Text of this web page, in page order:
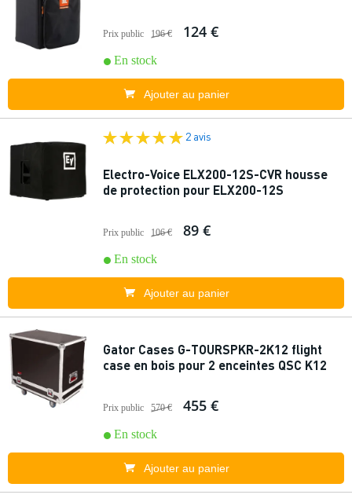
Prix public 196 € 124 €
En stock
Ajouter au panier
2 avis
Electro-Voice ELX200-12S-CVR housse
de protection pour ELX200-12S
Prix public 106 € 89 €
En stock
Ajouter au panier
Gator Cases G-TOURSPKR-2K12 flight
case en bois pour 2 enceintes QSC K12
Prix public 570 € 455 €
En stock
Ajouter au panier